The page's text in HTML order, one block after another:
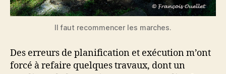
Il faut recommencer les marches.
Des erreurs de planification et exécution m’ont
forcé à refaire quelques travaux, dont un